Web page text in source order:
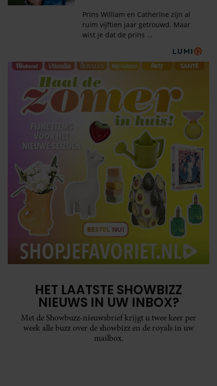
HET LAATSTE SHOWBIZZ
NIEUWS IN UW INBOX?
Met de Showbuzz-nieuwsbrief krijgt u twee keer per
week alle buzz over de showbizz en de royals in uw
mailbox.